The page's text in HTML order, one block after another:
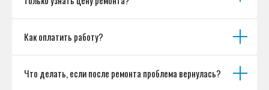
Как оплатить работу?
Что делать, если после ремонта проблема вернулась?